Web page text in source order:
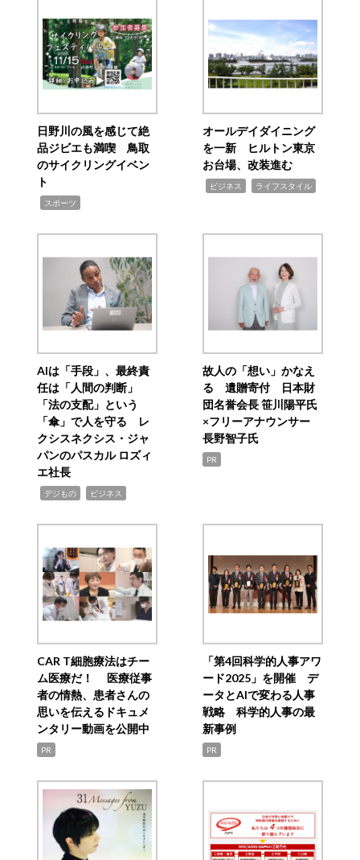
日野川の風を感じて絶
品ジビエも満喫 鳥取
のサイクリングイベン
ト
スポーツ
オールデイダイニング
を一新 ヒルトン東京
お台場、改装進む
ビジネス ライフスタイル
AIは「手段」、最終責
任は「人間の判断」
「法の支配」という
「傘」で人を守る レ
クシスネクシス・ジャ
パンのパスカル ロズィ
エ社長
デジもの ビジネス
故人の「想い」かなえ
る 遺贈寄付 日本財
団名誉会長 笹川陽平氏
×フリーアナウンサー
長野智子氏
PR
CAR T細胞療法はチー
ム医療だ！ 医療従事
者の情熱、患者さんの
思いを伝えるドキュメ
ンタリー動画を公開中
PR
「第4回科学的人事アワ
ード2025」を開催 デ
ータとAIで変わる人事
戦略 科学的人事の最
新事例
PR